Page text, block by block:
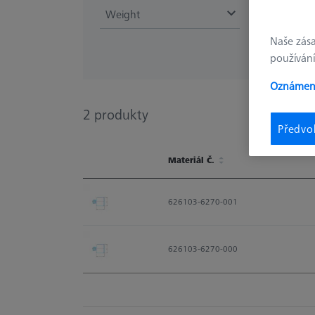
Weight
2 produkty
Materiál Č.
626103-6270-001
626103-6270-000
Naše